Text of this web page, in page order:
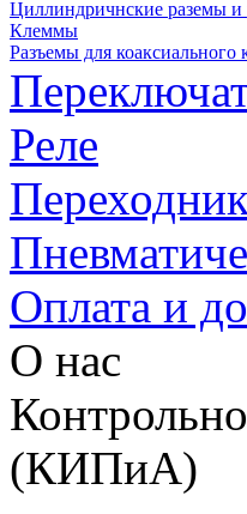
Циллиндричнские раземы и
Клеммы
Разъемы для коаксиального
Реле
Оплата и
О нас
(КИПиА)